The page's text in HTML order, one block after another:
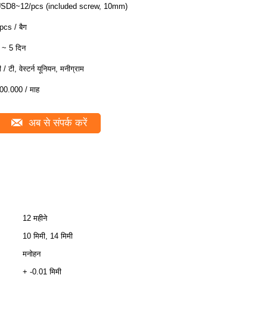
pcs (included screw, 10mm)
/ बैग
5 दिन
/ टी, वेस्टर्न यूनियन, मनीग्राम
/ माह
अब से संपर्क करें
12 महीने
10 मिमी, 14 मिमी
मनोहन
+ -0.01 मिमी